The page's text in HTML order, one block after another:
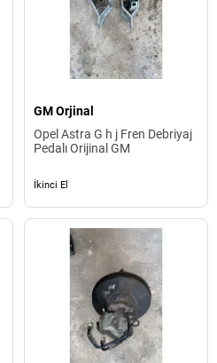
GM Orjinal
Opel Astra G h j Fren Debriyaj
Pedalı Orijinal GM
İkinci El